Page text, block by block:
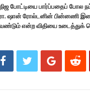
நிஜ போட்டியை பார்ப்பதைப் போல
ஷான் ரோல்டனின் பின்னணி இசை
என்ற விதியை உடைத்துக்